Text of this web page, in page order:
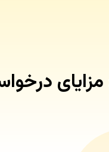
مزایای